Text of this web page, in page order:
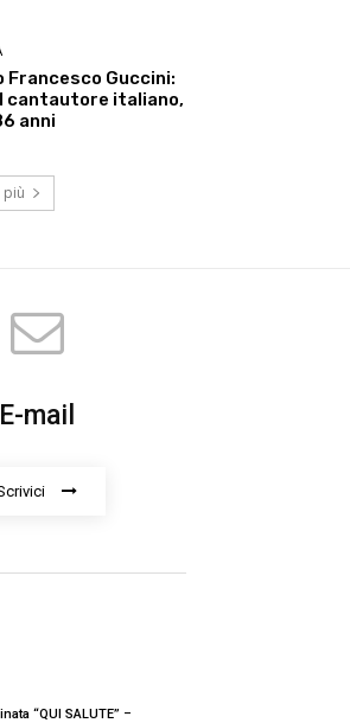
Francesco Guccini:
cantautore italiano,
anni
più
E-mail
“QUI SALUTE” –